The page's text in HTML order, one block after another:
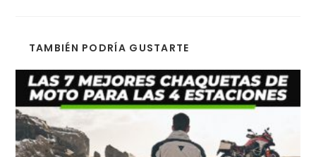
TAMBIÉN PODRÍA GUSTARTE